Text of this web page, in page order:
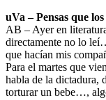
uVa – Pensas que
AB – Ayer en
directamente no lo
que hacían mis
Para el martes que
habla de la dictadura,
torturar un bebe…,